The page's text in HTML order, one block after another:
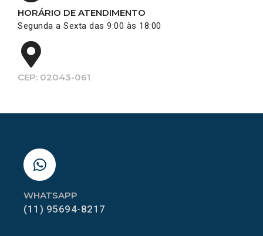
HORÁRIO DE ATENDIMENTO
Segunda a Sexta das 9:00 às 18:00
CEP: 02043-061
WHATSAPP
(11) 95694-8217